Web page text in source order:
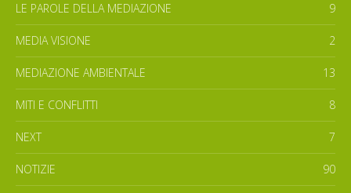
LE PAROLE DELLA MEDIAZIONE 9
MEDIA VISIONE 2
MEDIAZIONE AMBIENTALE 13
MITI E CONFLITTI 8
NEXT 7
NOTIZIE 90